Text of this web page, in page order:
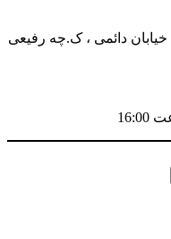
دائمی ، ک.چه رفیعی